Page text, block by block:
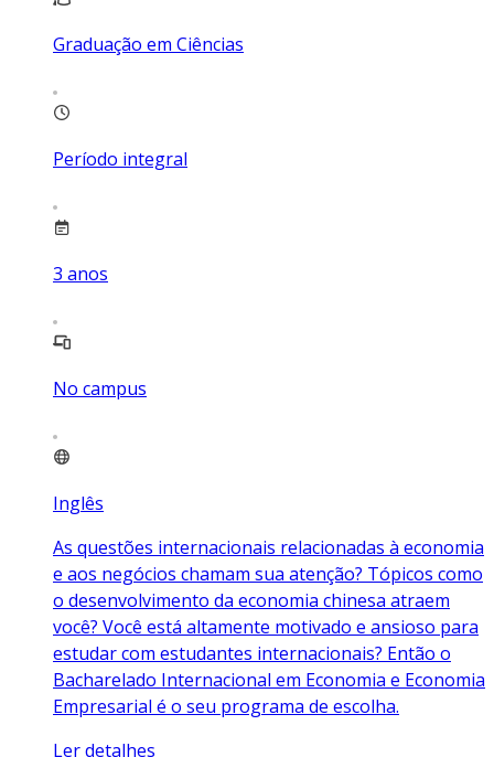
Graduação em Ciências
Período integral
3 anos
No campus
Inglês
As questões internacionais relacionadas à economia
e aos negócios chamam sua atenção? Tópicos como
o desenvolvimento da economia chinesa atraem
você? Você está altamente motivado e ansioso para
estudar com estudantes internacionais? Então o
Bacharelado Internacional em Economia e Economia
Empresarial é o seu programa de escolha.
Ler detalhes